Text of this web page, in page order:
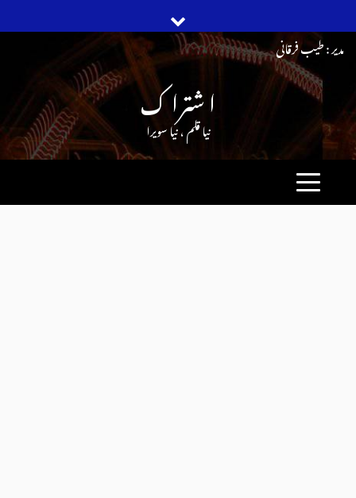
content
مدیر : طیب فرقانی
ا شترا ک
نیا قلم ، نیا سویرا